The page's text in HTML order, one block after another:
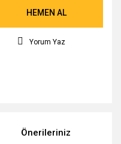
HEMEN AL
Yorum Yaz
Önerileriniz